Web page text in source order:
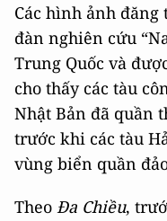
Các hình ảnh
đàn nghiên cứu
Trung Quốc và
cho thấy các tàu
Nhật Bản đã quần
trước khi các tàu
vùng biển quần
Theo Đa Chiều,